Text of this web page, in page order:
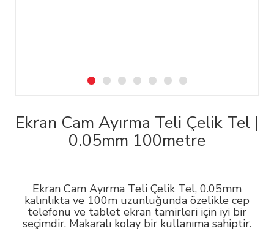
Ekran Cam Ayırma Teli Çelik Tel |
0.05mm 100metre
Ekran Cam Ayırma Teli Çelik Tel, 0.05mm
kalınlıkta ve 100m uzunluğunda özelikle cep
telefonu ve tablet ekran tamirleri için iyi bir
seçimdir. Makaralı kolay bir kullanıma sahiptir.